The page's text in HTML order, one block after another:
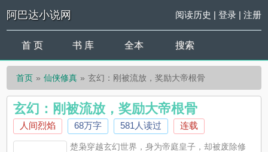
阿巴达小说网 阅读历史 | 登录| 注册
首 页 书 库 全本 搜索
首页 仙侠修真 玄幻：刚被流放，奖励大帝根骨
玄幻：刚被流放，奖励大帝根骨
人间烈焰 68万字 581人读过 连载
楚枭穿越玄幻世界，身为帝庭皇子，却被废除修